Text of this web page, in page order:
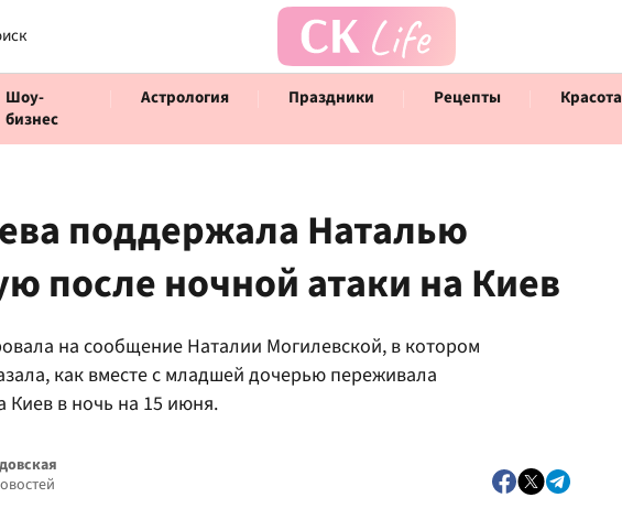
Шоу-
бизнес
Астрология Праздники Рецепты Красота
Говорят инфлюенсеры
поддержала Наталью
после ночной атаки на Киев
на сообщение Наталии Могилевской, в котором
как вместе с младшей дочерью переживала
Киев в ночь на 15 июня.